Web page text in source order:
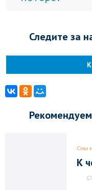
Следите за
Сны
К